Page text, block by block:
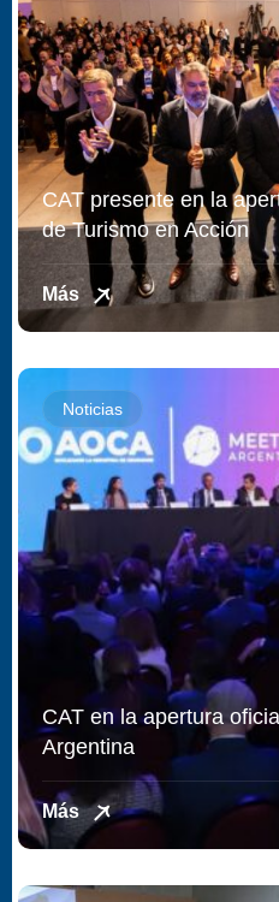
CAT presente en la
de Turismo en Acción
Más
Noticias
CAT en la apertura
Argentina
Más